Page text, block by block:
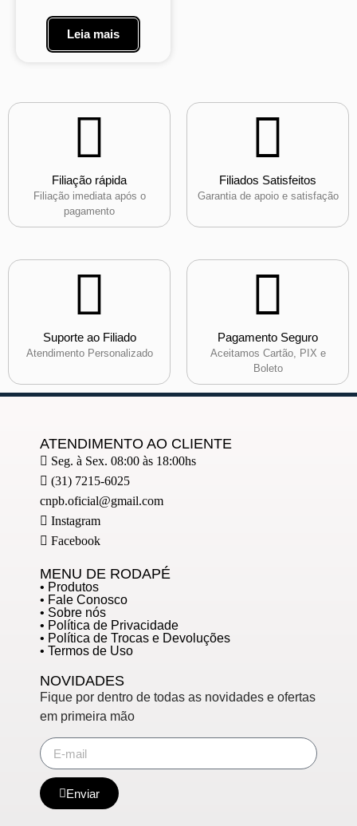
Leia mais
Filiação rápida
Filiação imediata após o
pagamento
Filiados Satisfeitos
Garantia de apoio e satisfação
Suporte ao Filiado
Atendimento Personalizado
Pagamento Seguro
Aceitamos Cartão, PIX e
Boleto
ATENDIMENTO AO CLIENTE
Seg. à Sex. 08:00 às 18:00hs
(31) 7215-6025
cnpb.oficial@gmail.com
Instagram
Facebook
MENU DE RODAPÉ
• Produtos
• Fale Conosco
• Sobre nós
• Política de Privacidade
• Política de Trocas e Devoluções
• Termos de Uso
NOVIDADES
Fique por dentro de todas as novidades e ofertas
em primeira mão
Enviar